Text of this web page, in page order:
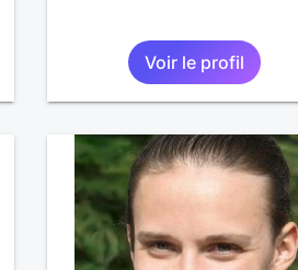
Voir le profil